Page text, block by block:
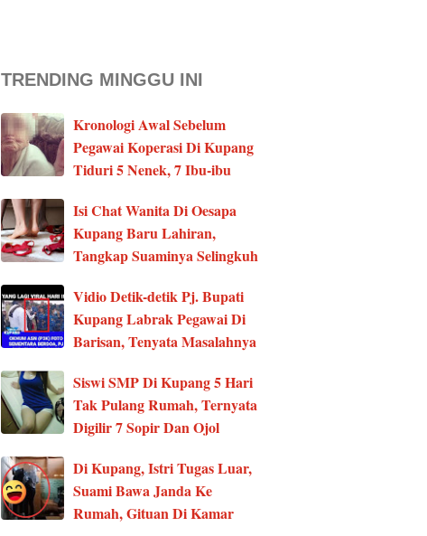
TRENDING MINGGU INI
Kronologi Awal Sebelum
Pegawai Koperasi Di Kupang
Tiduri 5 Nenek, 7 Ibu-ibu
Isi Chat Wanita Di Oesapa
Kupang Baru Lahiran,
Tangkap Suaminya Selingkuh
Vidio Detik-detik Pj. Bupati
Kupang Labrak Pegawai Di
Barisan, Tenyata Masalahnya
Siswi SMP Di Kupang 5 Hari
Tak Pulang Rumah, Ternyata
Digilir 7 Sopir Dan Ojol
Di Kupang, Istri Tugas Luar,
Suami Bawa Janda Ke
Rumah, Gituan Di Kamar